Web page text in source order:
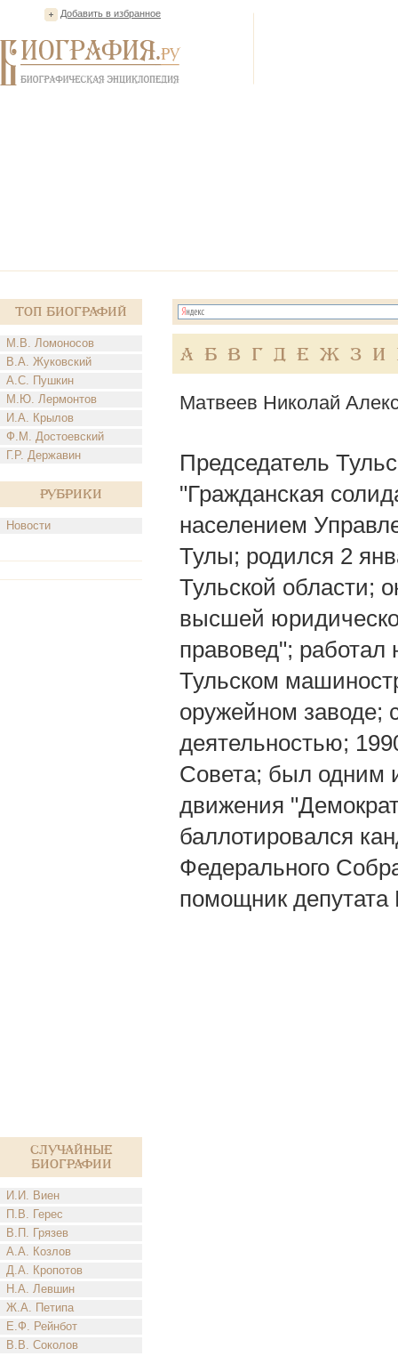
Добавить в избранное
Топ Биографий
М.В. Ломоносов
В.А. Жуковский
А.С. Пушкин
М.Ю. Лермонтов
И.А. Крылов
Ф.М. Достоевский
Г.Р. Державин
Рубрики
Новости
Случайные
биографии
И.И. Виен
П.В. Герес
В.П. Грязев
А.А. Козлов
Д.А. Кропотов
Н.А. Левшин
Ж.А. Петипа
Е.Ф. Рейнбот
В.В. Соколов
А Б В Г Д Е Ж З И
Матвеев Николай
Председатель
"Гражданская
населением
Тулы; родился 2
Тульской области;
высшей
правовед"; работал
Тульском
оружейном заводе;
деятельностью;
Совета; был одним
движения
баллотировался
Федерального
помощник